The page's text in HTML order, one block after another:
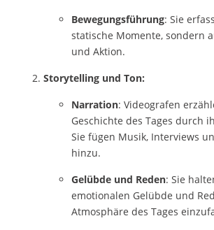
Bewegungsführung: Sie
statische Momente, sondern
und Aktion.
Storytelling und Ton:
Narration: Videografen
Geschichte des Tages durch
Sie fügen Musik, Interviews
hinzu.
Gelübde und Reden: Sie
emotionalen Gelübde und
Atmosphäre des Tages